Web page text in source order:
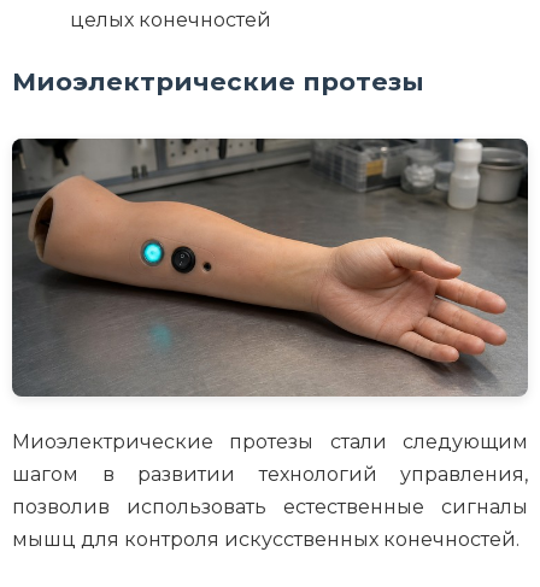
целых конечностей
Миоэлектрические протезы
Миоэлектрические протезы стали следующим
шагом в развитии технологий управления,
позволив использовать естественные сигналы
мышц для контроля искусственных конечностей.